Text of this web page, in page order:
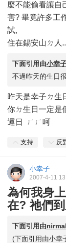
麼不能偷看讓自
害? 畢竟許多工
試,
住在錫安山ㄉ人
下面引用由小幸
不過昨天的生日
昨天是幸子ㄉ生
你ㄉ生日一定是
運日 ㄏㄏ呵
支持 反
小幸子
2007-4-11
為何我身
在? 祂們
下面引用由
(下面引用由小幸